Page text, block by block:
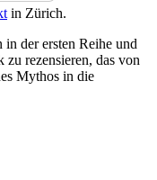
in Zürich.
der ersten Reihe und
zu rezensieren, das von
Mythos in die